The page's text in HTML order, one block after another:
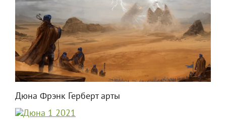
Дюна Фрэнк Герберт арты